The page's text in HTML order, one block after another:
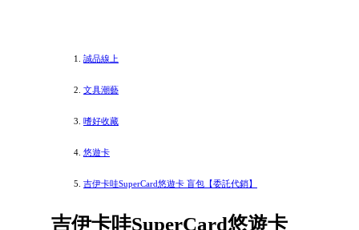
誠品線上
文具潮藝
嗜好收藏
悠遊卡
吉伊卡哇SuperCard悠遊卡 盲包【委託代銷】
吉伊卡哇SuperCard悠遊卡